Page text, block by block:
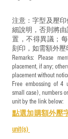
注意：字型及壓
細說明，否則將
置，不得異議；
刻印，如需額外
Remarks: Please
placement, if any;
placement without
Free embossing of 4
small case), numbers
unit by the link below:
點選加購額外壓
unit(s)